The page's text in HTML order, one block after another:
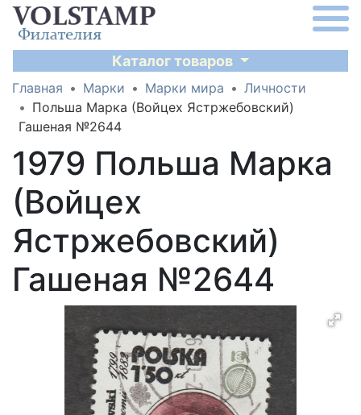
Каталог товаров
Главная Марки Марки мира
Личности
Польша Марка (Войцех Ястржебовский)
Гашеная №2644
1979 Польша Марка
(Войцех
Ястржебовский)
Гашеная №2644